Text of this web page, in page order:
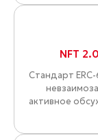
NFT
Стандарт
активное